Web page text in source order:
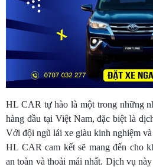
HL CAR tự hào là một trong những
hàng đầu tại Việt Nam, đặc biệt là
Với đội ngũ lái xe giàu kinh nghiệm
HL CAR cam kết sẽ mang đến cho
an toàn và thoải mái nhất. Dịch vụ